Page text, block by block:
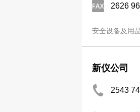
2626
安全设备及用
新仪公司
2543